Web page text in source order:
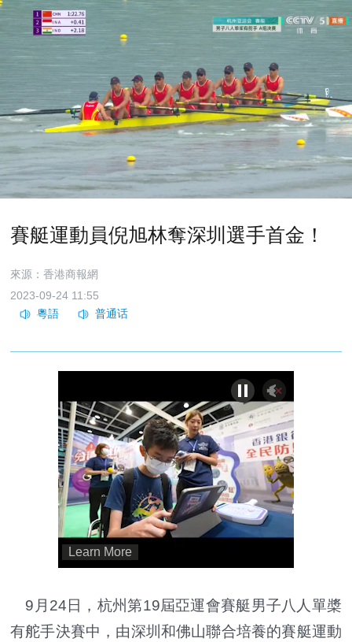
賽艇運動員倪旭林奪深圳選手首金！
來源：香港商報網
2023-09-24 11:55
9月24日，杭州第19屆亞運會賽艇男子八人單槳
有舵手決賽中，由深圳和佛山聯合培養的賽艇運動